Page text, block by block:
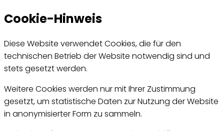
Cookie-Hinweis
Diese Website verwendet Cookies, die für den
technischen Betrieb der Website notwendig sind und
stets gesetzt werden.
Weitere Cookies werden nur mit Ihrer Zustimmung
gesetzt, um statistische Daten zur Nutzung der Website
in anonymisierter Form zu sammeln.